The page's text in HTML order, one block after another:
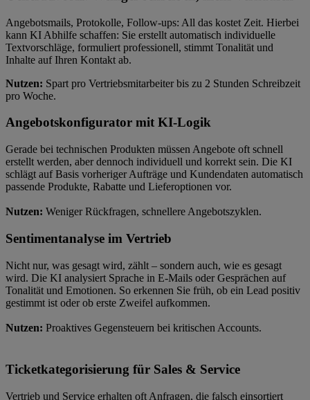
Angebotsmails, Protokolle, Follow-ups: All das kostet Zeit. Hierbei
kann KI Abhilfe schaffen: Sie erstellt automatisch individuelle
Textvorschläge, formuliert professionell, stimmt Tonalität und
Inhalte auf Ihren Kontakt ab.
Nutzen: Spart pro Vertriebsmitarbeiter bis zu 2 Stunden Schreibzeit
pro Woche.
Angebotskonfigurator mit KI-Logik
Gerade bei technischen Produkten müssen Angebote oft schnell
erstellt werden, aber dennoch individuell und korrekt sein. Die KI
schlägt auf Basis vorheriger Aufträge und Kundendaten automatisch
passende Produkte, Rabatte und Lieferoptionen vor.
Nutzen: Weniger Rückfragen, schnellere Angebotszyklen.
Sentimentanalyse im Vertrieb
Nicht nur, was gesagt wird, zählt – sondern auch, wie es gesagt
wird. Die KI analysiert Sprache in E-Mails oder Gesprächen auf
Tonalität und Emotionen. So erkennen Sie früh, ob ein Lead positiv
gestimmt ist oder ob erste Zweifel aufkommen.
Nutzen: Proaktives Gegensteuern bei kritischen Accounts.
Ticketkategorisierung für Sales & Service
Vertrieb und Service erhalten oft Anfragen, die falsch einsortiert